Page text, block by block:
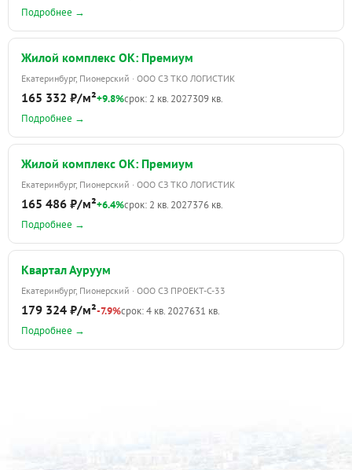
Подробнее →
Жилой комплекс ОК: Премиум
Екатеринбург, Пионерский · ООО СЗ ТКО ЛОГИСТИК
165 332 ₽/м²+9.8%срок: 2 кв. 2027309 кв.
Подробнее →
Жилой комплекс ОК: Премиум
Екатеринбург, Пионерский · ООО СЗ ТКО ЛОГИСТИК
165 486 ₽/м²+6.4%срок: 2 кв. 2027376 кв.
Подробнее →
Квартал Ауруум
Екатеринбург, Пионерский · ООО СЗ ПРОЕКТ-С-33
179 324 ₽/м²-7.9%срок: 4 кв. 2027631 кв.
Подробнее →